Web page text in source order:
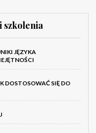
szkolenia
JĘZYKA
DOSTOSOWAĆ SIĘ DO